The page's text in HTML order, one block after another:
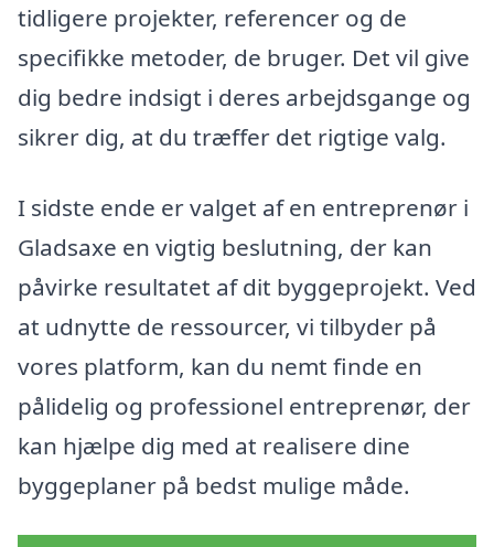
tidligere projekter, referencer og de
specifikke metoder, de bruger. Det vil give
dig bedre indsigt i deres arbejdsgange og
sikrer dig, at du træffer det rigtige valg.
I sidste ende er valget af en entreprenør i
Gladsaxe en vigtig beslutning, der kan
påvirke resultatet af dit byggeprojekt. Ved
at udnytte de ressourcer, vi tilbyder på
vores platform, kan du nemt finde en
pålidelig og professionel entreprenør, der
kan hjælpe dig med at realisere dine
byggeplaner på bedst mulige måde.